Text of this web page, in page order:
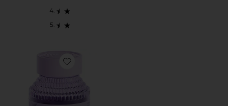
Favorite NO. 2 FIBER & PROBIOTIC GUMMIES サプリ